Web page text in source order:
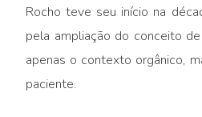
Rocho teve seu início na
pela ampliação do conceito
apenas o contexto orgânico,
paciente.